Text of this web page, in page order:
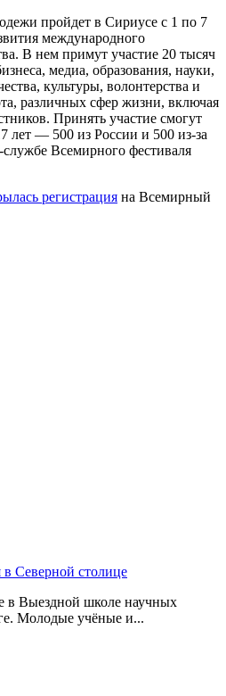
пройдет в Сириусе с 1 по 7
международного
В нем примут участие 20 тысяч
медиа, образования, науки,
культуры, волонтерства и
различных сфер жизни, включая
Принять участие смогут
лет — 500 из России и 500 из-за
службе Всемирного фестиваля
регистрация на Всемирный
Северной столице
в Выездной школе научных
Молодые учёные и...